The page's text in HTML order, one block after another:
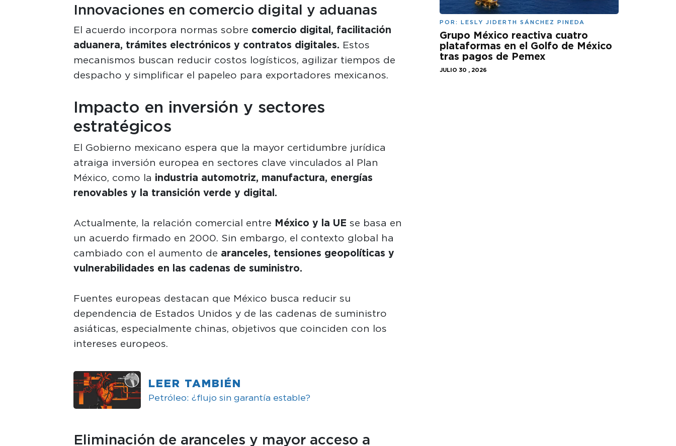
Innovaciones en comercio digital y aduanas
El acuerdo incorpora normas sobre comercio digital, facilitación
aduanera, trámites electrónicos y contratos digitales. Estos
mecanismos buscan reducir costos logísticos, agilizar tiempos de
despacho y simplificar el papeleo para exportadores mexicanos.
Impacto en inversión y sectores
estratégicos
El Gobierno mexicano espera que la mayor certidumbre jurídica
atraiga inversión europea en sectores clave vinculados al Plan
México, como la industria automotriz, manufactura, energías
renovables y la transición verde y digital.
Actualmente, la relación comercial entre México y la UE se basa en
un acuerdo firmado en 2000. Sin embargo, el contexto global ha
cambiado con el aumento de aranceles, tensiones geopolíticas y
vulnerabilidades en las cadenas de suministro.
Fuentes europeas destacan que México busca reducir su
dependencia de Estados Unidos y de las cadenas de suministro
asiáticas, especialmente chinas, objetivos que coinciden con los
intereses europeos.
LEER TAMBIÉN
Petróleo: ¿flujo sin garantía estable?
Eliminación de aranceles y mayor acceso a
POR: LESLY JIDERTH SÁNCHEZ PINEDA
Grupo México reactiva cuatro
plataformas en el Golfo de México
tras pagos de Pemex
JULIO 30 , 2026